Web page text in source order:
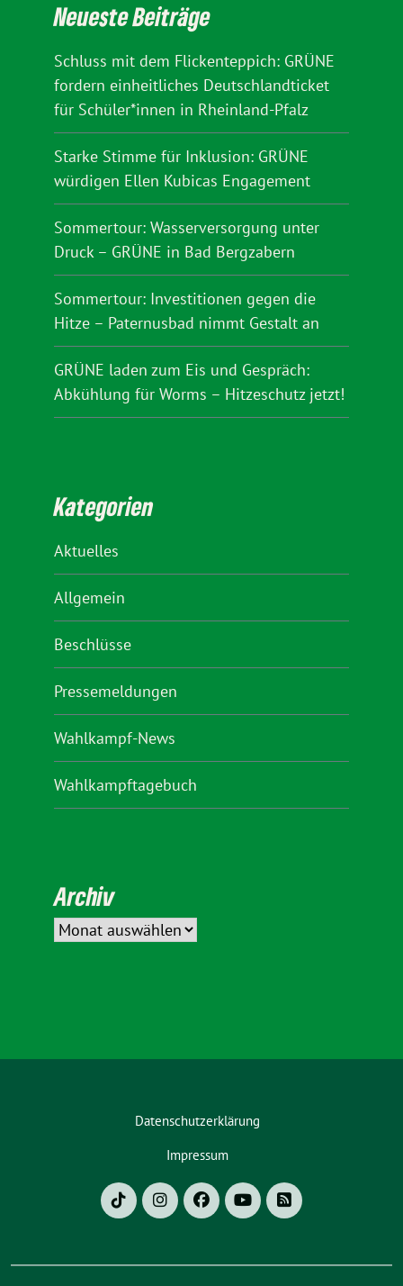
Neueste Beiträge
Schluss mit dem Flickenteppich: GRÜNE
fordern einheitliches Deutschlandticket
für Schüler*innen in Rheinland-Pfalz
Starke Stimme für Inklusion: GRÜNE
würdigen Ellen Kubicas Engagement
Sommertour: Wasserversorgung unter
Druck – GRÜNE in Bad Bergzabern
Sommertour: Investitionen gegen die
Hitze – Paternusbad nimmt Gestalt an
GRÜNE laden zum Eis und Gespräch:
Abkühlung für Worms – Hitzeschutz jetzt!
Kategorien
Aktuelles
Allgemein
Beschlüsse
Pressemeldungen
Wahlkampf-News
Wahlkampftagebuch
Archiv
Datenschutzerklärung
Impressum